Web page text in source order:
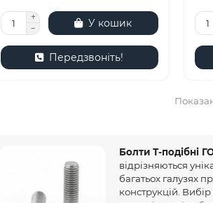
У кошик
Передзвоніть!
Болти Т-подібні
відрізняються
багатьох галузях
конструкцій.